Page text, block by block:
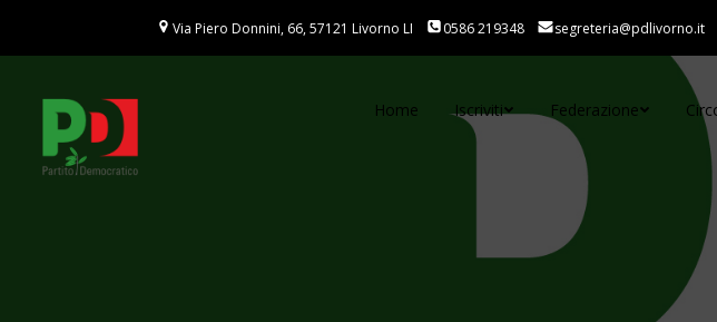
Via Piero Donnini, 66, 57121 Livorno LI 0586 219348 segreteria@pdlivorno.it
Home Iscriviti Federazione